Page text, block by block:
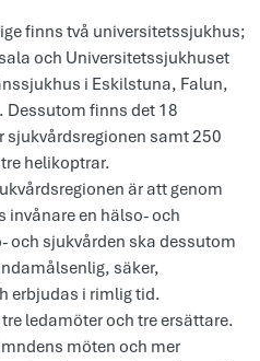
finns två universitetssjukhus;
och Universitetssjukhuset
i Eskilstuna, Falun,
Dessutom finns det 18
samt 250
helikoptrar.
är att genom
invånare en hälso- och
och sjukvården ska dessutom
säker,
erbjudas i rimlig tid.
ledamöter och tre ersättare.
möten och mer